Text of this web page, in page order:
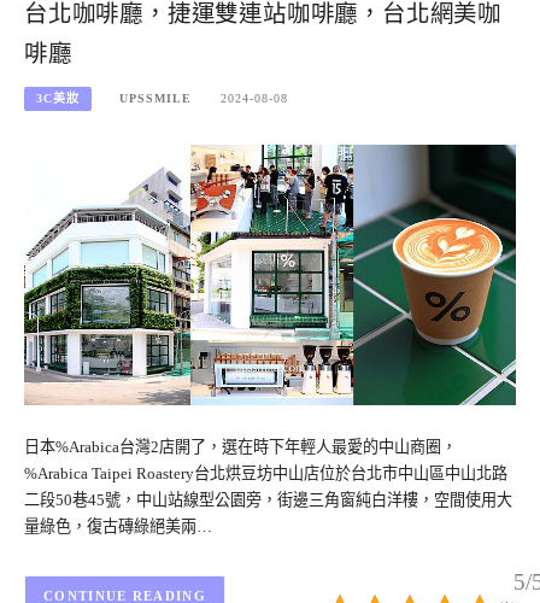
台北咖啡廳，捷運雙連站咖啡廳，台北網美咖
啡廳
3C美妝 UPSSMILE 2024-08-08
日本%Arabica台灣2店開了，選在時下年輕人最愛的中山商圈，
%Arabica Taipei Roastery台北烘豆坊中山店位於台北市中山區中山北路
二段50巷45號，中山站線型公園旁，街邊三角窗純白洋樓，空間使用大
量綠色，復古磚綠絕美兩…
5/
CONTINUE READING